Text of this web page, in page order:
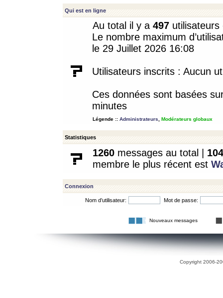
Qui est en ligne
Au total il y a 497
Le nombre maximum
le 29 Juillet 2026 16:08
Utilisateurs inscrits : Aucun
Ces données sont basées
minutes
Légende :: Administrateurs Modérateurs globaux
Statistiques
1260 messages au total | 104
membre le plus récent est
Connexion
Nom d’utilisateur: Mot de passe:
Nouveaux messages
Copyright 2006-